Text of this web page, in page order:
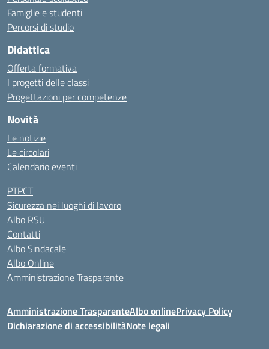
Famiglie e studenti
Percorsi di studio
Didattica
Offerta formativa
I progetti delle classi
Progettazioni per competenze
Novità
Le notizie
Le circolari
Calendario eventi
PTPCT
Sicurezza nei luoghi di lavoro
Albo RSU
Contatti
Albo Sindacale
Albo Online
Amministrazione Trasparente
Amministrazione TrasparenteAlbo onlinePrivacy Policy
Dichiarazione di accessibilitàNote legali